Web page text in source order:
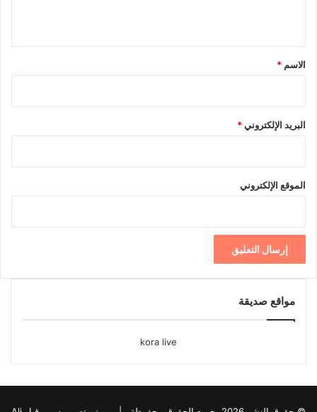
*
الاسم *
البريد الإلكتروني*
الموقع الإلكتروني
مواقع صديقة
kora live